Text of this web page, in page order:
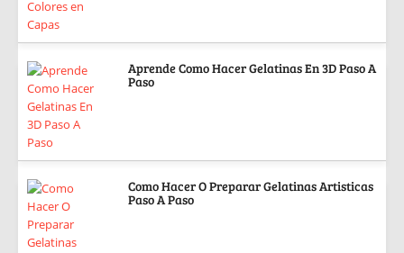
Aprende Como Hacer Gelatinas En 3D Paso A
Paso
Como Hacer O Preparar Gelatinas Artisticas
Paso A Paso